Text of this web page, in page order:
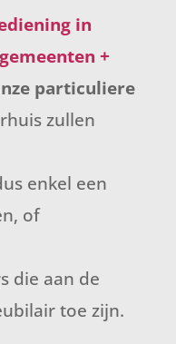
in
+
particuliere
zullen
enkel een
of
die aan de
toe zijn.